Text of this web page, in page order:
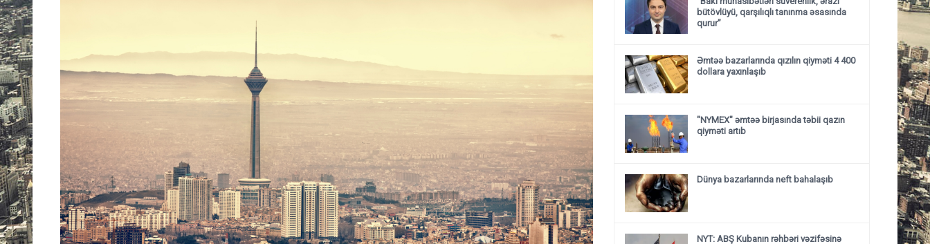
bütövlüyü, qarşılıqlı tanınma əsasında
qurur”
Əmtəə bazarlarında qızılın qiyməti 4 400
dollara yaxınlaşıb
"NYMEX" əmtəə birjasında təbii qazın
qiyməti artıb
Dünya bazarlarında neft bahalaşıb
NYT: ABŞ Kubanın rəhbəri vəzifəsinə